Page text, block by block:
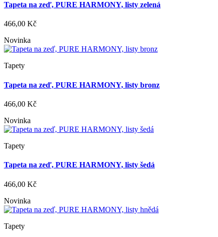
Tapeta na zeď, PURE HARMONY, listy zelená
466,00 Kč
Novinka
Tapety
Tapeta na zeď, PURE HARMONY, listy bronz
466,00 Kč
Novinka
Tapety
Tapeta na zeď, PURE HARMONY, listy šedá
466,00 Kč
Novinka
Tapety